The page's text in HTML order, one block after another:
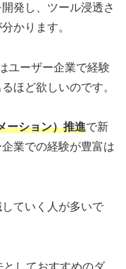
発し、ツール浸透さ
かります。
ユーザー企業で経験
ほど欲しいのです。
ーション）推進で新
業での経験が豊富は
ていく人が多いで
しておすすめのダ